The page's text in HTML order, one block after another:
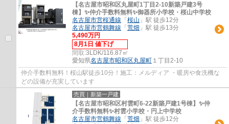
【名古屋市昭和区丸屋町1丁目2-10新築戸建3号
棟】✨️仲介手数料無料✨️御器所小学校・桜山中学校
名古屋市営桜通線 「 桜山 」駅 徒歩12分
名古屋市営鶴舞線 「 荒畑 」駅 徒歩13分
5,490万円
8月1日 値下げ
間取:3LDK/116.87㎡
愛知県名古屋市昭和区丸屋町 １丁目2-10
仲介手数料無料！桜山駅徒歩10分！施工：メルディア ・暖房や食洗機な
どの設備が充実しています
売買｜新築一戸建
【名古屋市昭和区村雲町6‐22新築戸建1号棟】✨️仲
介手数料無料✨️村雲小学校・円上中学校
名古屋市営鶴舞線 「 荒畑 」駅 徒歩12分